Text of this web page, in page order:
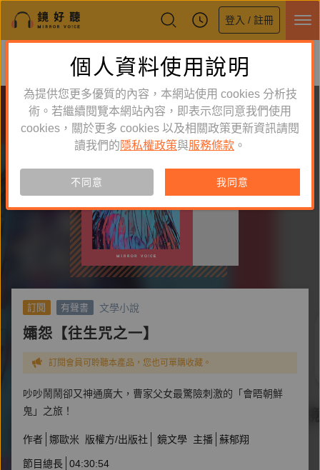
登入 / 註冊
鏡好聽全新APP上線
體驗全面升級，即刻下載
訂閱 有聲書 文學小說
孀怨【往生咒之一】
訂閱會員可聆聽本產品，您也可單購收藏。
吵吵鬧鬧卻又神通廣大，曹家父女最驚險刺激的「會晤朝鮮
鬼」之旅！
作者 娜歐米 版權方/出版社 鏡文學 主播 蘇郁翔
節目總長 04:30:54
個人資料使用說明
為提供您更多優質的內容，本網站使用 cookies 分析技
術。若繼續閱覽本網站內容，即表示您同意我們使用
cookies，關於更多 cookies 以及相關政策更新資訊請閱
讀我們的 隱私權政策與服務條款 。
不同意 我同意